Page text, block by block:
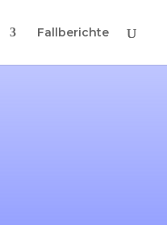
Fallberichte